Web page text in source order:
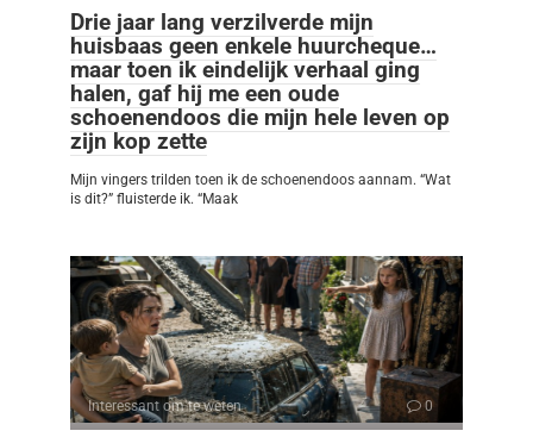
Drie jaar lang verzilverde mijn
huisbaas geen enkele huurcheque…
maar toen ik eindelijk verhaal ging
halen, gaf hij me een oude
schoenendoos die mijn hele leven op
zijn kop zette
Mijn vingers trilden toen ik de schoenendoos aannam. “Wat
is dit?” fluisterde ik. “Maak
Interessant om te weten 0